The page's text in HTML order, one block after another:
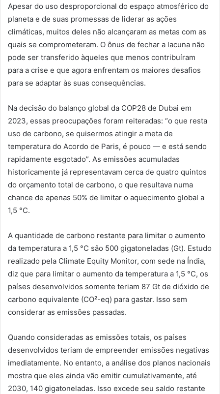
Apesar do uso desproporcional do espaço atmosférico do
planeta e de suas promessas de liderar as ações
climáticas, muitos deles não alcançaram as metas com as
quais se comprometeram. O ônus de fechar a lacuna não
pode ser transferido àqueles que menos contribuíram
para a crise e que agora enfrentam os maiores desafios
para se adaptar às suas consequências.
Na decisão do balanço global da COP28 de Dubai em
2023, essas preocupações foram reiteradas: “o que resta
uso de carbono, se quisermos atingir a meta de
temperatura do Acordo de Paris, é pouco — e está sendo
rapidamente esgotado”. As emissões acumuladas
historicamente já representavam cerca de quatro quintos
do orçamento total de carbono, o que resultava numa
chance de apenas 50% de limitar o aquecimento global a
1,5 °C.
A quantidade de carbono restante para limitar o aumento
da temperatura a 1,5 °C são 500 gigatoneladas (Gt). Estudo
realizado pela Climate Equity Monitor, com sede na Índia,
diz que para limitar o aumento da temperatura a 1,5 °C, os
países desenvolvidos somente teriam 87 Gt de dióxido de
carbono equivalente (CO²-eq) para gastar. Isso sem
considerar as emissões passadas.
Quando consideradas as emissões totais, os países
desenvolvidos teriam de empreender emissões negativas
imediatamente. No entanto, a análise dos planos nacionais
mostra que eles ainda vão emitir cumulativamente, até
2030, 140 gigatoneladas. Isso excede seu saldo restante